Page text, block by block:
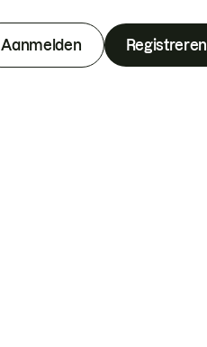
Aanmelden Registreren